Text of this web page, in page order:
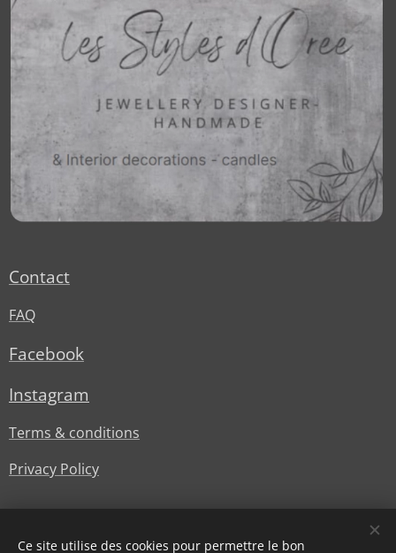
Contact
FAQ
Facebook
Instagram
Terms & conditions
Privacy Policy
Ce site utilise des cookies pour permettre le bon